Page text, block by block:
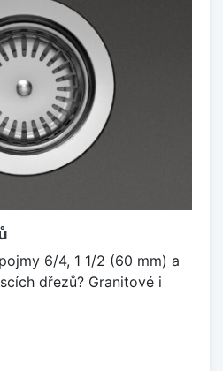
6/4, 1 1/2 (60 mm) a
dřezů? Granitové i